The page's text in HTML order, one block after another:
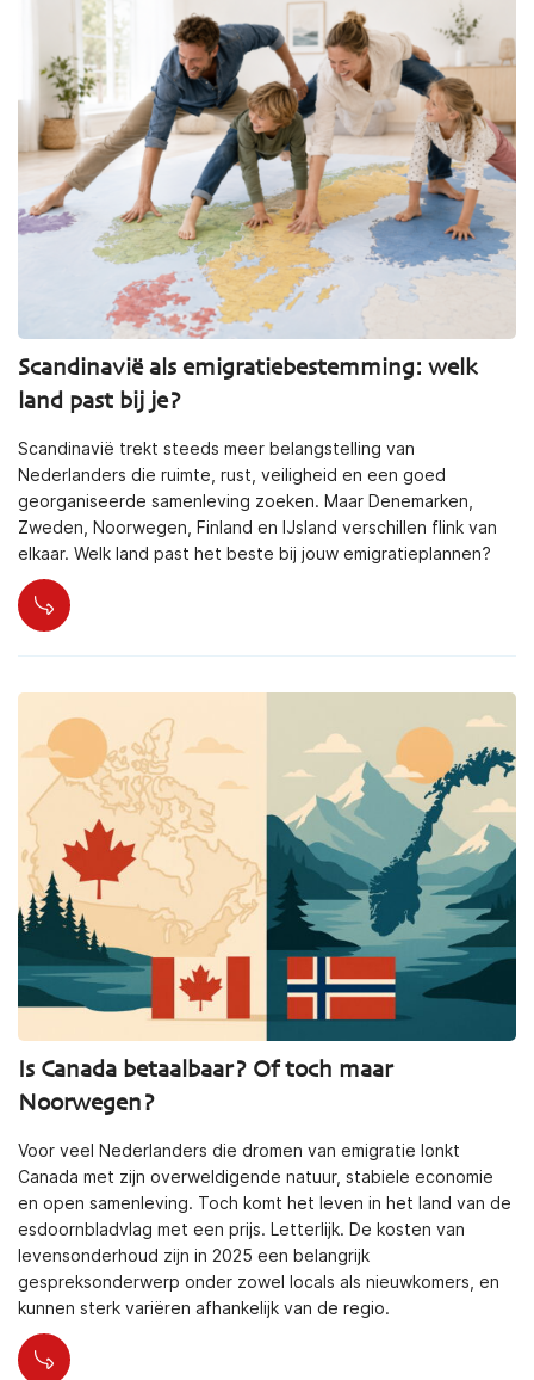
Scandinavië als emigratiebestemming: welk
land past bij je?
Scandinavië trekt steeds meer belangstelling van
Nederlanders die ruimte, rust, veiligheid en een goed
georganiseerde samenleving zoeken. Maar Denemarken,
Zweden, Noorwegen, Finland en IJsland verschillen flink van
elkaar. Welk land past het beste bij jouw emigratieplannen?
Is Canada betaalbaar? Of toch maar
Noorwegen?
Voor veel Nederlanders die dromen van emigratie lonkt
Canada met zijn overweldigende natuur, stabiele economie
en open samenleving. Toch komt het leven in het land van de
esdoornbladvlag met een prijs. Letterlijk. De kosten van
levensonderhoud zijn in 2025 een belangrijk
gespreksonderwerp onder zowel locals als nieuwkomers, en
kunnen sterk variëren afhankelijk van de regio.